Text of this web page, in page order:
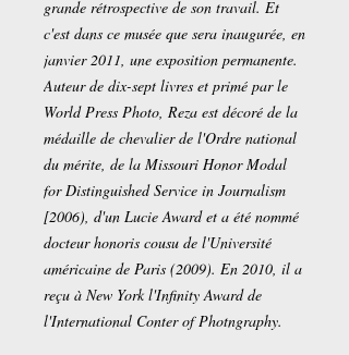
grande rétrospective de son travail. Et
c'est dans ce musée que sera inaugurée, en
janvier 2011, une exposition permanente.
Auteur de dix-sept livres et primé par le
World Press Photo, Reza est décoré de la
médaille de chevalier de l'Ordre national
du mérite, de la Missouri Honor Modal
for Distinguished Service in Journalism
[2006), d'un Lucie Award et a été nommé
docteur honoris cousu de l'Université
américaine de Paris (2009). En 2010, il a
reçu à New York l'Infinity Award de
l'International Conter of Photngraphy.